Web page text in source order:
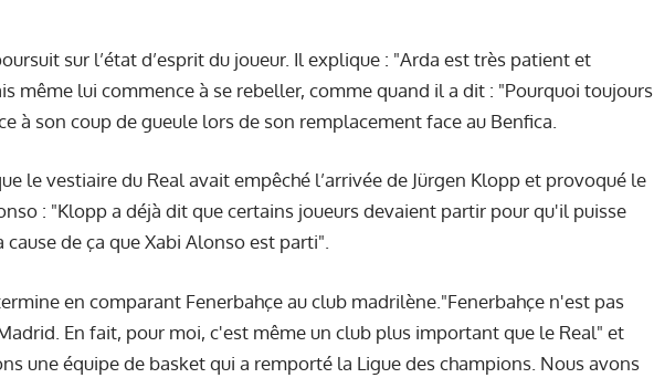
sur l’état d’esprit du joueur. Il explique : "Arda est très patient et
même lui commence à se rebeller, comme quand il a dit : "Pourquoi toujours
à son coup de gueule lors de son remplacementface au Benfica.
le vestiaire du Real avait empêché l’arrivée de Jürgen Klopp et provoqué le
: "Klopp a déjà dit que certains joueurs devaient partir pour qu'il puisse
cause de ça que Xabi Alonso est parti".
en comparant Fenerbahçe au club madrilène."Fenerbahçe n'est pas
En fait, pour moi, c'est même un club plus important que le Real" et
une équipe de basket qui a remporté la Ligue des champions. Nous avons